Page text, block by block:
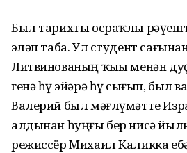
Был тарихты осраҡлы
эҙләп таба. Ул студент
Литвинованың ҡыҙы менән
генә һүҙ эйәрә һүҙ сығып, был
Валерий был мәғлүмәтте
алдынан һуңғы бер нисә
режиссёр Михаил Каликка